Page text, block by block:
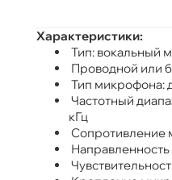
Характеристики:
Тип: вокальный
Проводной или
Тип микрофона:
Частотный
кГц
Сопротивление